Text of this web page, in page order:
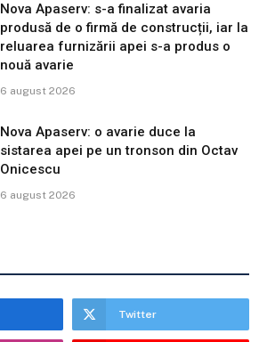
Nova Apaserv: s-a finalizat avaria
produsă de o firmă de construcții, iar la
reluarea furnizării apei s-a produs o
nouă avarie
6 august 2026
Nova Apaserv: o avarie duce la
sistarea apei pe un tronson din Octav
Onicescu
6 august 2026
Twitter